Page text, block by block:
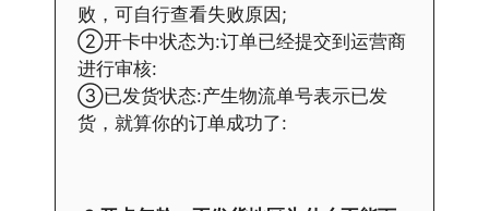
败，可自行查看失败原因;
②开卡中状态为:订单已经提交到运营商
进行审核:
③已发货状态:产生物流单号表示已发
货，就算你的订单成功了: